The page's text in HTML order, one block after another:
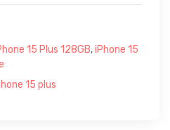
15 Plus 128GB,iPhone 15
15 plus